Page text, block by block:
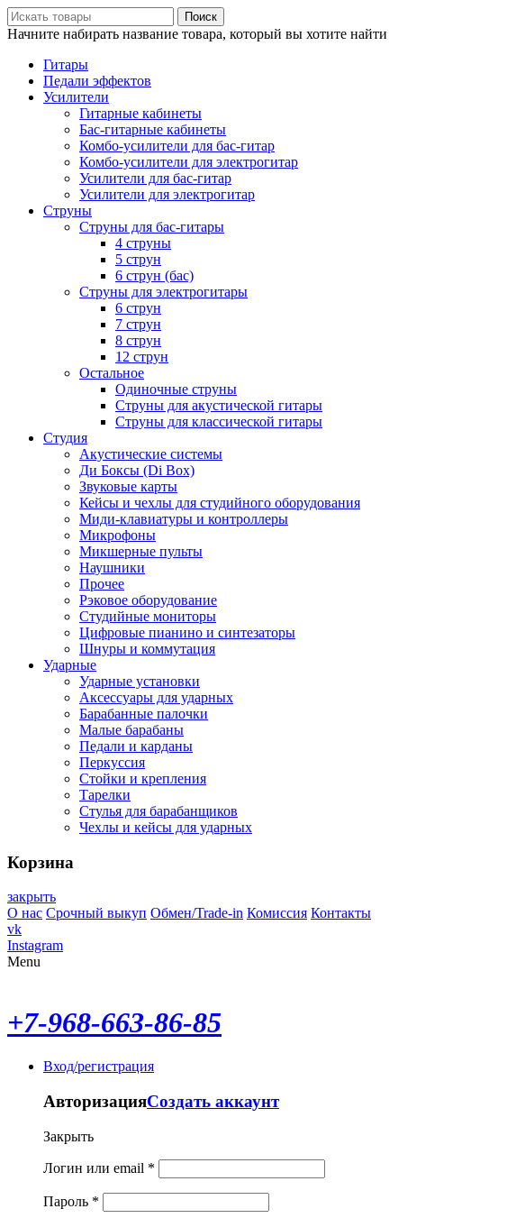
Поиск
Начните набирать название товара, который вы хотите найти
Гитары
Педали эффектов
Усилители
Гитарные кабинеты
Бас-гитарные кабинеты
Комбо-усилители для бас-гитар
Комбо-усилители для электрогитар
Усилители для бас-гитар
Усилители для электрогитар
Струны
Струны для бас-гитары
4 струны
5 струн
6 струн (бас)
Струны для электрогитары
6 струн
7 струн
8 струн
12 струн
Остальное
Одиночные струны
Струны для акустической гитары
Струны для классической гитары
Студия
Акустические системы
Ди Боксы (Di Box)
Звуковые карты
Кейсы и чехлы для студийного оборудования
Миди-клавиатуры и контроллеры
Микрофоны
Микшерные пульты
Наушники
Прочее
Рэковое оборудование
Студийные мониторы
Цифровые пианино и синтезаторы
Шнуры и коммутация
Ударные
Ударные установки
Аксессуары для ударных
Барабанные палочки
Малые барабаны
Педали и карданы
Перкуссия
Стойки и крепления
Тарелки
Стулья для барабанщиков
Чехлы и кейсы для ударных
Корзина
закрыть
О нас Срочный выкуп Обмен/Trade-in Комиссия Контакты
vk
Instagram
Menu
+7-968-663-86-85
Вход/регистрация
АвторизацияСоздать аккаунт
Закрыть
Логин или email *
Пароль *